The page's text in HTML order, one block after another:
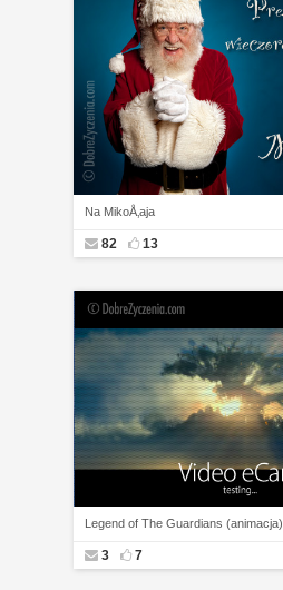
Na MikoÅ‚aja
82 13
Legend of The Guardians (animacja)
3 7